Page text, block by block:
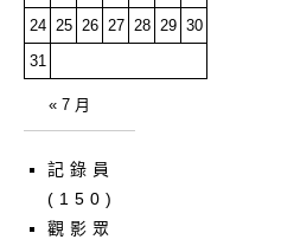
24
25 26 27 28 29 30
31
« 7 月
記錄員
(150)
觀影眾